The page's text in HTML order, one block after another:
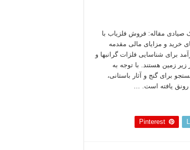
صیادی مقاله: فروش فلزیاب با
خرید و مزایای مالی مقدمه
برای شناسایی فلزات گرانبها و
زیر زمین هستند. با توجه به
برای گنج و آثار باستانی،
رونق یافته است. …
Pinterest